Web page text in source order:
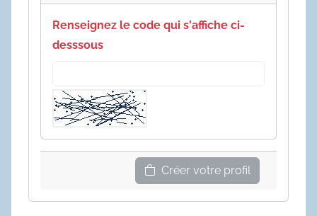
Renseignez le code qui s'affiche ci-
desssous
Créer votre profil